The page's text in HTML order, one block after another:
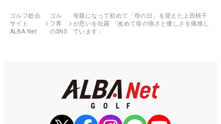
ゴルフ総合
サイト
ALBA Net
ゴル
フ界
のSNS
母親になって初めて「母の日」を迎えた上田桃子
が思いを吐露 「改めて母の強さと優しさを痛感し
ています」